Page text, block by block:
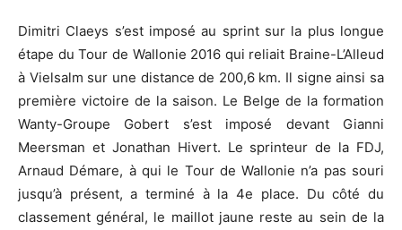
Dimitri Claeys s’est imposé au sprint sur la plus longue
étape du Tour de Wallonie 2016 qui reliait Braine-L’Alleud
à Vielsalm sur une distance de 200,6 km. Il signe ainsi sa
première victoire de la saison. Le Belge de la formation
Wanty-Groupe Gobert s’est imposé devant Gianni
Meersman et Jonathan Hivert. Le sprinteur de la FDJ,
Arnaud Démare, à qui le Tour de Wallonie n’a pas souri
jusqu’à présent, a terminé à la 4e place. Du côté du
classement général, le maillot jaune reste au sein de la